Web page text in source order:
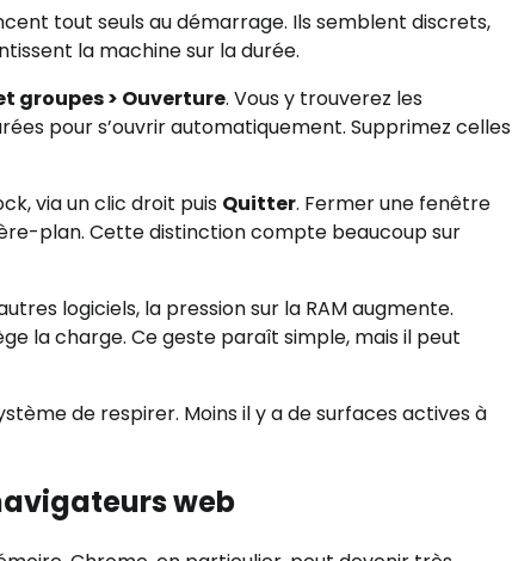
tout seuls au démarrage. Ils semblent discrets,
la machine sur la durée.
groupes > Ouverture. Vous y trouverez les
pour s’ouvrir automatiquement. Supprimez celles
via un clic droit puis Quitter. Fermer une fenêtre
plan. Cette distinction compte beaucoup sur
logiciels, la pression sur la RAM augmente.
la charge. Ce geste paraît simple, mais il peut
de respirer. Moins il y a de surfaces actives à
web